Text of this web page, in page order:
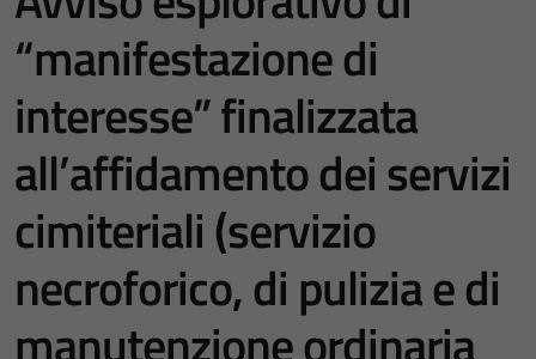
“manifestazione di
interesse” finalizzata
all’affidamento dei servizi
cimiteriali (servizio
necroforico, di pulizia e di